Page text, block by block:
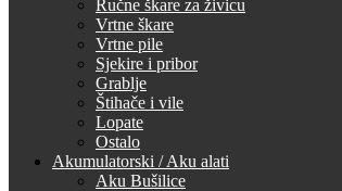
Ručne škare za živicu
Vrtne škare
Vrtne pile
Sjekire i pribor
Grablje
Štihače i vile
Lopate
Ostalo
Akumulatorski / Aku alati
Aku Bušilice